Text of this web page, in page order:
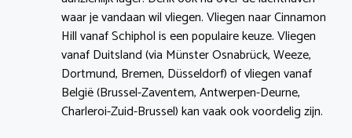
waar je vandaan wil vliegen. Vliegen naar Cinnamon
Hill vanaf Schiphol is een populaire keuze. Vliegen
vanaf Duitsland (via Münster Osnabrück, Weeze,
Dortmund, Bremen, Düsseldorf) of vliegen vanaf
België (Brussel-Zaventem, Antwerpen-Deurne,
Charleroi-Zuid-Brussel) kan vaak ook voordelig zijn.